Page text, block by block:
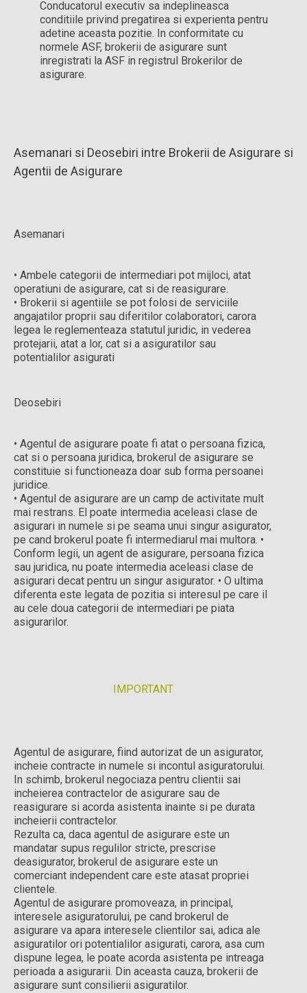
Conducatorul executiv sa indeplineasca
conditiile privind pregatirea si experienta pentru
adetine aceasta pozitie. In conformitate cu
normele ASF, brokerii de asigurare sunt
inregistrati la ASF in registrul Brokerilor de
asigurare.
Asemanari si Deosebiri intre Brokerii de Asigurare si
Agentii de Asigurare
Asemanari
• Ambele categorii de intermediari pot mijloci, atat
operatiuni de asigurare, cat si de reasigurare.
• Brokerii si agentiile se pot folosi de serviciile
angajatilor proprii sau diferitilor colaboratori, carora
legea le reglementeaza statutul juridic, in vederea
protejarii, atat a lor, cat si a asiguratilor sau
potentialilor asigurati
Deosebiri
• Agentul de asigurare poate fi atat o persoana fizica,
cat si o persoana juridica, brokerul de asigurare se
constituie si functioneaza doar sub forma persoanei
juridice.
• Agentul de asigurare are un camp de activitate mult
mai restrans. El poate intermedia aceleasi clase de
asigurari in numele si pe seama unui singur asigurator,
pe cand brokerul poate fi intermediarul mai multora. •
Conform legii, un agent de asigurare, persoana fizica
sau juridica, nu poate intermedia aceleasi clase de
asigurari decat pentru un singur asigurator. • O ultima
diferenta este legata de pozitia si interesul pe care il
au cele doua categorii de intermediari pe piata
asigurarilor.
IMPORTANT
Agentul de asigurare, fiind autorizat de un asigurator,
incheie contracte in numele si incontul asiguratorului.
In schimb, brokerul negociaza pentru clientii sai
incheierea contractelor de asigurare sau de
reasigurare si acorda asistenta inainte si pe durata
incheierii contractelor.
Rezulta ca, daca agentul de asigurare este un
mandatar supus regulilor stricte, prescrise
deasigurator, brokerul de asigurare este un
comerciant independent care este atasat propriei
clientele.
Agentul de asigurare promoveaza, in principal,
interesele asiguratorului, pe cand brokerul de
asigurare va apara interesele clientilor sai, adica ale
asiguratilor ori potentialilor asigurati, carora, asa cum
dispune legea, le poate acorda asistenta pe intreaga
perioada a asigurarii. Din aceasta cauza, brokerii de
asigurare sunt consilierii asiguratilor.